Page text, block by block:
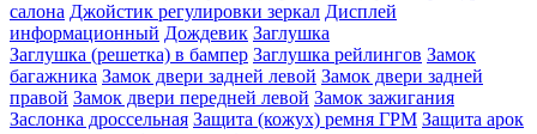
салона Джойстик регулировки зеркал Дисплей
информационный Дождевик Заглушка
Заглушка (решетка) в бампер Заглушка рейлингов Замок
багажника Замок двери задней левой Замок двери задней
правой Замок двери передней левой Замок зажигания
Заслонка дроссельная Защита (кожух) ремня ГРМ Защита арок